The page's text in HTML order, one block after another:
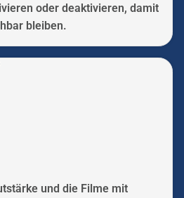
oder deaktivieren, damit
bleiben.
und die Filme mit